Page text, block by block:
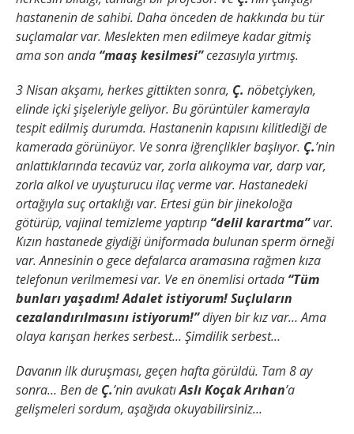
hastanenin de sahibi. Daha önceden de hakkında bu tür
suçlamalar var. Meslekten men edilmeye kadar gitmiş
ama son anda “maaş kesilmesi”cezasıyla yırtmış.
3 Nisan akşamı, herkes gittikten sonra, Ç. nöbetçiyken,
elinde içki şişeleriyle geliyor. Bu görüntüler kamerayla
tespit edilmiş durumda. Hastanenin kapısını kilitlediği de
kamerada görünüyor. Ve sonra iğrençlikler başlıyor. Ç.’nin
anlattıklarında tecavüz var, zorla alıkoyma var, darp var,
zorla alkol ve uyuşturucu ilaç verme var. Hastanedeki
ortağıyla suç ortaklığı var. Ertesi gün bir jinekoloğa
götürüp, vajinal temizleme yaptırıp “delil karartma”var.
Kızın hastanede giydiği üniformada bulunan sperm örneği
var. Annesinin o gece defalarca aramasına rağmen kıza
telefonun verilmemesi var. Ve en önemlisi ortada “Tüm
bunları yaşadım! Adalet istiyorum! Suçluların
cezalandırılmasını istiyorum!”diyen bir kız var… Ama
olaya karışan herkes serbest… Şimdilik serbest…
Davanın ilk duruşması, geçen hafta görüldü. Tam 8 ay
sonra… Ben de Ç.’nin avukatıAslı Koçak Arıhan’a
gelişmeleri sordum, aşağıda okuyabilirsiniz…